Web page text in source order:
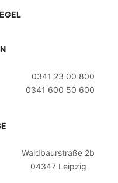
0341 23 00 800
0341 600 50 600
Waldbaurstraße 2b
04347 Leipzig